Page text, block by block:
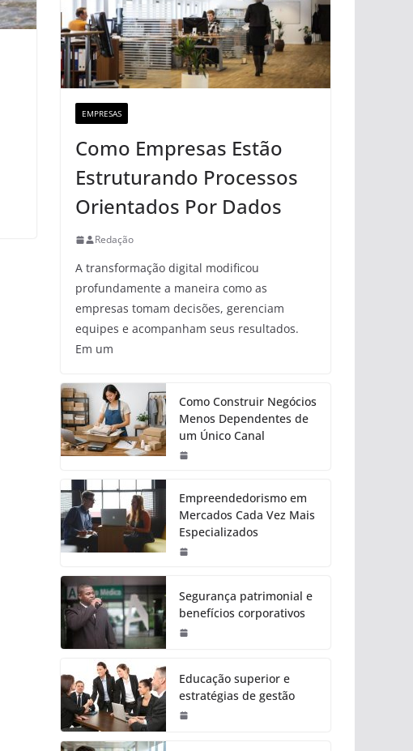
EMPRESAS
Como Empresas Estão
Estruturando Processos
Orientados Por Dados
Redação
A transformação digital modificou
profundamente a maneira como as
empresas tomam decisões, gerenciam
equipes e acompanham seus resultados.
Em um
Como Construir Negócios
Menos Dependentes de
um Único Canal
Empreendedorismo em
Mercados Cada Vez Mais
Especializados
Segurança patrimonial e
benefícios corporativos
Educação superior e
estratégias de gestão